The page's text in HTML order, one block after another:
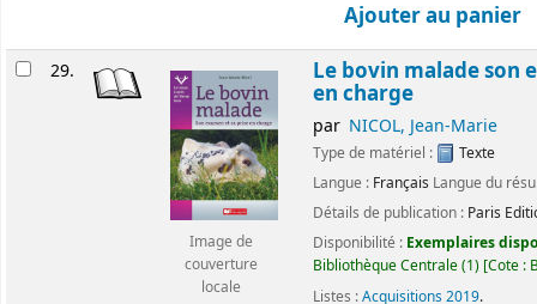
Ajouter au panier
29.
Image de
couverture
locale
Le bovin malade son
en charge
par NICOL, Jean-Marie
Type de matériel :
Texte
Langue : Français Langue du
Détails de publication : Paris
Disponibilité : Exemplaires
Bibliothèque Centrale(1) Cote :
Listes :Acquisitions 2019.